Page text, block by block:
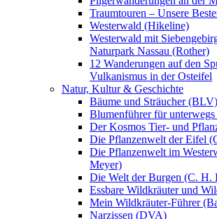
Traumtouren – Unsere
Westerwald (Hikeline)
Westerwald mit
Naturpark Nassau (Rother)
12 Wanderungen auf den
Vulkanismus in der Osteifel
Natur, Kultur & Geschichte
Bäume und Sträucher (BLV)
Blumenführer für
Der Kosmos Tier- und
Die Pflanzenwelt der Eifel
Die Pflanzenwelt im
Meyer)
Die Welt der Burgen (C. H.
Essbare Wildkräuter und
Mein Wildkräuter-Führer
Narzissen (DVA)